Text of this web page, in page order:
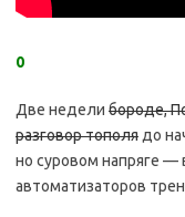
0
Две недели бороде,
разговор тополя до
но суровом напряге —
автоматизаторов